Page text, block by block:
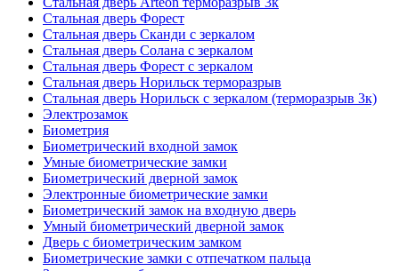
Стальная дверь Форест
Стальная дверь Сканди с зеркалом
Стальная дверь Солана с зеркалом
Стальная дверь Форест с зеркалом
Стальная дверь Норильск терморазрыв
Стальная дверь Норильск с зеркалом (терморазрыв 3к)
Электрозамок
Биометрия
Биометрический входной замок
Умные биометрические замки
Биометрический дверной замок
Электронные биометрические замки
Биометрический замок на входную дверь
Умный биометрический дверной замок
Дверь с биометрическим замком
Биометрические замки с отпечатком пальца